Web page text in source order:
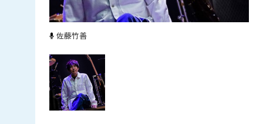
佐藤竹善